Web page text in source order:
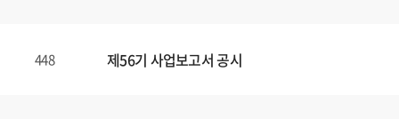
448 제56기 사업보고서 공시